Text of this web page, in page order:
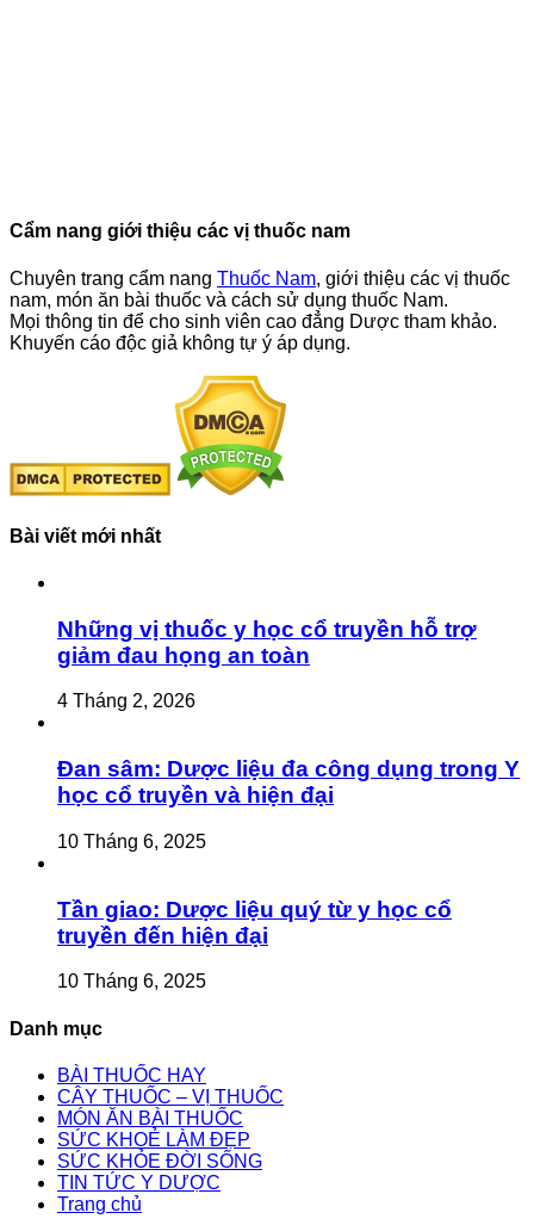
Cẩm nang giới thiệu các vị thuốc nam
Chuyên trang cẩm nang Thuốc Nam, giới thiệu các vị thuốc
nam, món ăn bài thuốc và cách sử dụng thuốc Nam.
Mọi thông tin để cho sinh viên cao đẳng Dược tham khảo.
Khuyến cáo độc giả không tự ý áp dụng.
Bài viết mới nhất
Những vị thuốc y học cổ truyền hỗ trợ
giảm đau họng an toàn
4 Tháng 2, 2026
Đan sâm: Dược liệu đa công dụng trong Y
học cổ truyền và hiện đại
10 Tháng 6, 2025
Tần giao: Dược liệu quý từ y học cổ
truyền đến hiện đại
10 Tháng 6, 2025
Danh mục
BÀI THUỐC HAY
CÂY THUỐC – VỊ THUỐC
MÓN ĂN BÀI THUỐC
SỨC KHOẺ LÀM ĐẸP
SỨC KHỎE ĐỜI SỐNG
TIN TỨC Y DƯỢC
Trang chủ